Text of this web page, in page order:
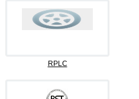
RPLC